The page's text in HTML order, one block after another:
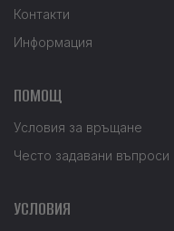
Контакти
Информация
ПОМОЩ
Условия за връщане
Често задавани въпроси
УСЛОВИЯ